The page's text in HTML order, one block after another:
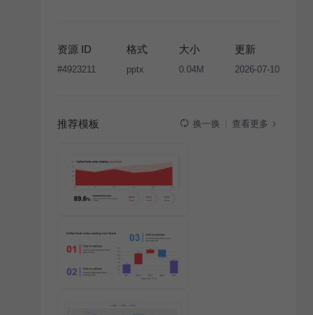
版权声明
条款，禁止任何形式的转让、出售或出租，未
经投权许可任何人不得擅自转载和分发，否则将接照我
资源 ID
#4923211
格式
pptx
大小
0.04M
更新
2026-07-10
推荐模板 换一换 查看更多